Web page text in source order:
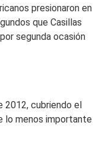
presionaron en
que Casillas
segunda ocasión
2012, cubriendo el
lo menos importante